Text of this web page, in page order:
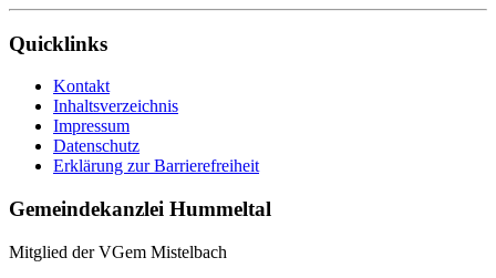
Quicklinks
Kontakt
Inhaltsverzeichnis
Impressum
Datenschutz
Erklärung zur Barrierefreiheit
Gemeindekanzlei Hummeltal
Mitglied der VGem Mistelbach